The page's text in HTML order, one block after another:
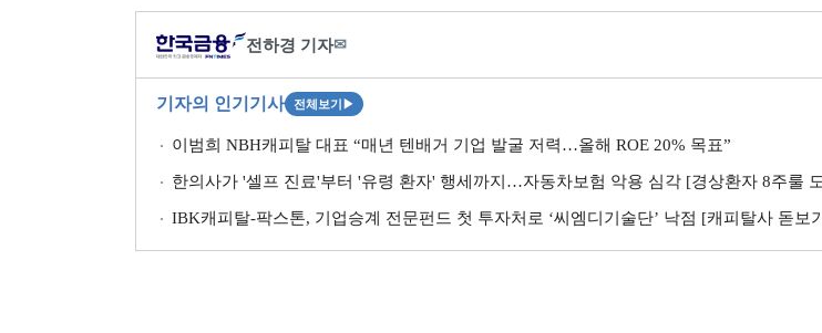
전하경 기자✉
기자의 인기기사 전체보기 ▶
이범희 NBH캐피탈 대표 “매년 텐배거 기업 발굴 저력…올해 ROE 20% 목표”
한의사가 '셀프 진료'부터 '유령 환자' 행세까지…자동차보험 악용 심각 [경상환자 8주룰
IBK캐피탈-팍스톤, 기업승계 전문펀드 첫 투자처로 ‘씨엠디기술단’ 낙점 [캐피탈사 돋보